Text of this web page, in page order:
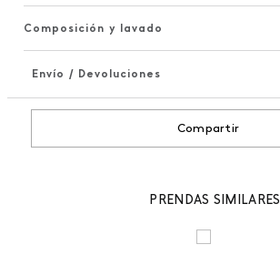
Composición y lavado
Envío / Devoluciones
Compartir
PRENDAS SIMILARES